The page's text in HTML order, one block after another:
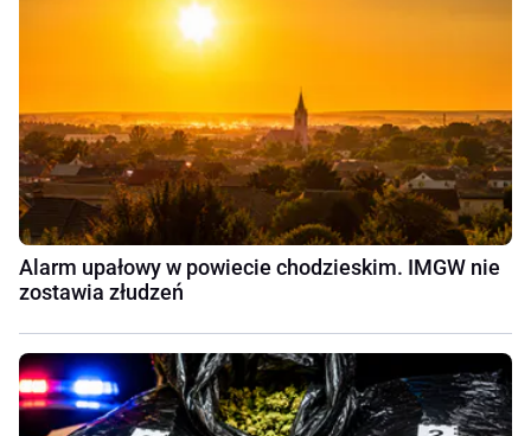
Alarm upałowy w powiecie chodzieskim. IMGW nie
zostawia złudzeń